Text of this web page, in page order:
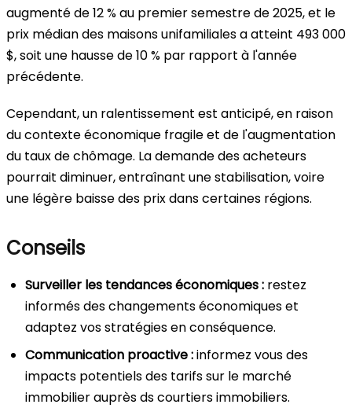
augmenté de 12 % au premier semestre de 2025, et le
prix médian des maisons unifamiliales a atteint 493 000
$, soit une hausse de 10 % par rapport à l'année
précédente.
Cependant, un ralentissement est anticipé, en raison
du contexte économique fragile et de l'augmentation
du taux de chômage. La demande des acheteurs
pourrait diminuer, entraînant une stabilisation, voire
une légère baisse des prix dans certaines régions.
Conseils
Surveiller les tendances économiques : restez
informés des changements économiques et
adaptez vos stratégies en conséquence.
Communication proactive :informez vous des
impacts potentiels des tarifs sur le marché
immobilier auprès ds courtiers immobiliers.